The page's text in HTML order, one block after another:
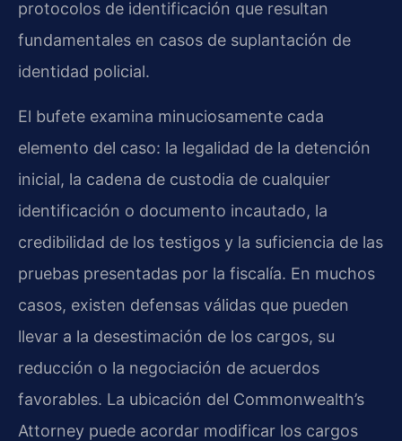
protocolos de identificación que resultan
fundamentales en casos de suplantación de
identidad policial.
El bufete examina minuciosamente cada
elemento del caso: la legalidad de la detención
inicial, la cadena de custodia de cualquier
identificación o documento incautado, la
credibilidad de los testigos y la suficiencia de las
pruebas presentadas por la fiscalía. En muchos
casos, existen defensas válidas que pueden
llevar a la desestimación de los cargos, su
reducción o la negociación de acuerdos
favorables. La ubicación del Commonwealth’s
Attorney puede acordar modificar los cargos